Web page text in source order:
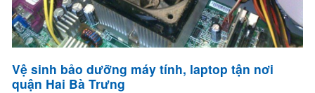
Vệ sinh bảo dưỡng máy tính, laptop tận nơi
quận Hai Bà Trưng